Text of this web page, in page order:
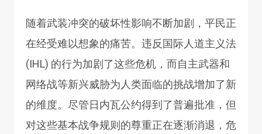
随着武装冲突的破坏性影响不断加剧，平民正
在经受难以想象的痛苦。违反国际人道主义法
(IHL) 的行为加剧了这些危机，而自主武器和
网络战等新兴威胁为人类面临的挑战增加了新
的维度。尽管日内瓦公约得到了普遍批准，但
对这些基本战争规则的尊重正在逐渐消退，危